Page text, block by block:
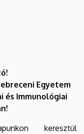
Egyetem
és Immunológiai
keresztül